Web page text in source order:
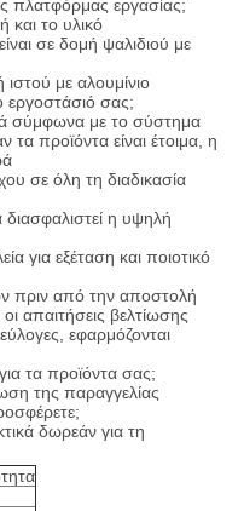
πλατφόρμας εργασίας;
και το υλικό
σε δομή ψαλιδιού με
με αλουμίνιο
εργοστάσιό σας;
σύμφωνα με το σύστημα
τα προϊόντα είναι έτοιμα, η
σε όλη τη διαδικασία
διασφαλιστεί η υψηλή
για εξέταση και ποιοτικό
πριν από την αποστολή
απαιτήσεις βελτίωσης
εφαρμόζονται
τα προϊόντα σας;
της παραγγελίας
δωρεάν για τη